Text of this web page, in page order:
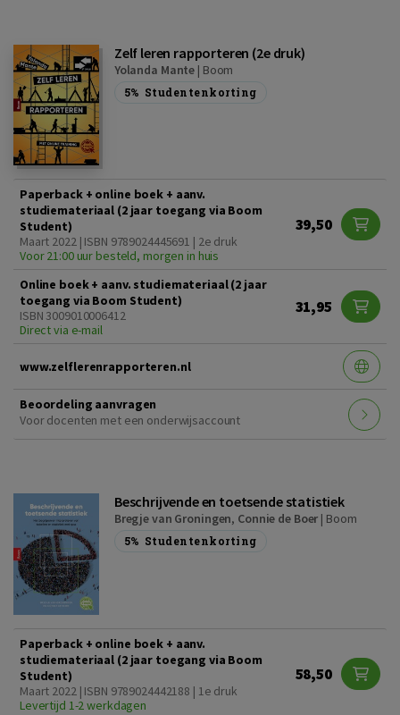
Zelf leren rapporteren (2e druk)
Yolanda Mante | Boom
5% Studentenkorting
Paperback + online boek + aanv.
studiemateriaal (2 jaar toegang via Boom
Student)
Maart 2022 | ISBN 9789024445691 | 2e druk
Voor 21:00 uur besteld, morgen in huis
39,50
Online boek + aanv. studiemateriaal (2 jaar
toegang via Boom Student)
ISBN 3009010006412
Direct via e-mail
31,95
www.zelflerenrapporteren.nl
Beoordeling aanvragen
Voor docenten met een onderwijsaccount
Beschrijvende en toetsende statistiek
Bregje van Groningen, Connie de Boer | Boom
5% Studentenkorting
Paperback + online boek + aanv.
studiemateriaal (2 jaar toegang via Boom
Student)
Maart 2022 | ISBN 9789024442188 | 1e druk
Levertijd 1-2 werkdagen
58,50